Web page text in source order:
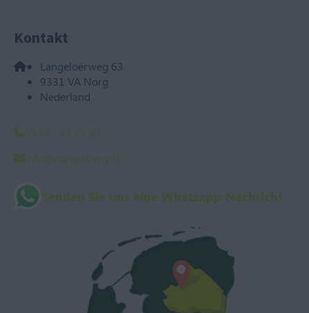
Kontakt
Langeloërweg 63
9331 VA Norg
Nederland
0592 - 61 22 81
info@norgerberg.nl
Senden Sie uns eine Whatsapp-Nachricht